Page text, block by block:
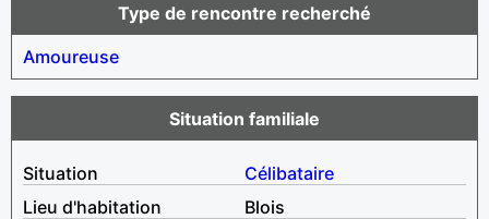
Type de rencontre recherché
Amoureuse
Situation familiale
Situation
Célibataire
Lieu d'habitation
Blois